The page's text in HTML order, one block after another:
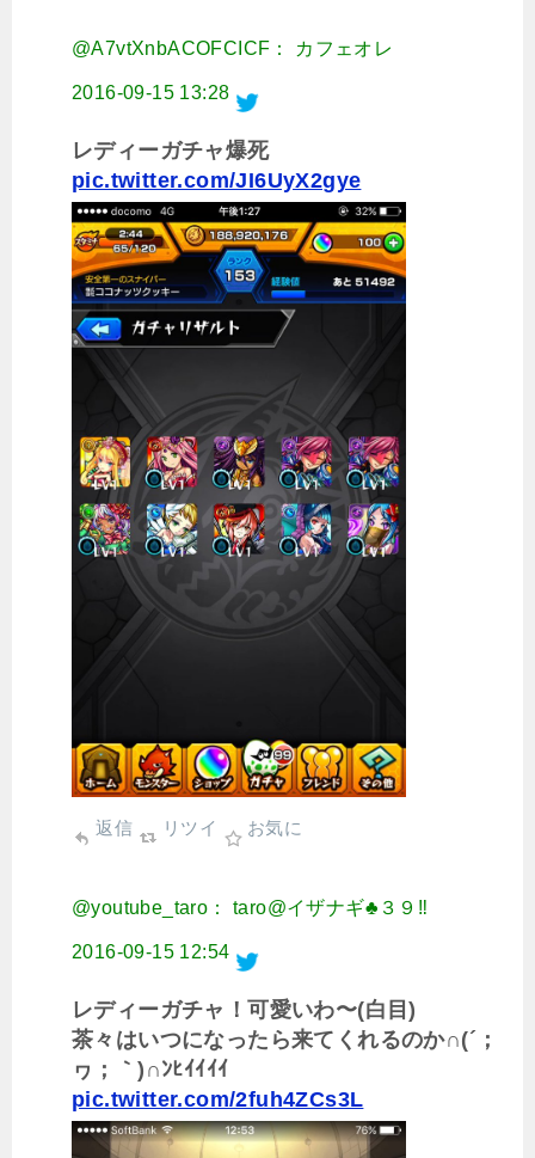
@A7vtXnbACOFCICF： カフェオレ
2016-09-15 13:28
レディーガチャ爆死
pic.twitter.com/JI6UyX2gye
返信 リツイ お気に
@youtube_taro： taro@イザナギ♣︎３９‼︎
2016-09-15 12:54
レディーガチャ！可愛いわ〜(白目)
茶々はいつになったら来てくれるのか∩(´；
ヮ；｀)∩ﾝﾋｲｲｲｲ
pic.twitter.com/2fuh4ZCs3L